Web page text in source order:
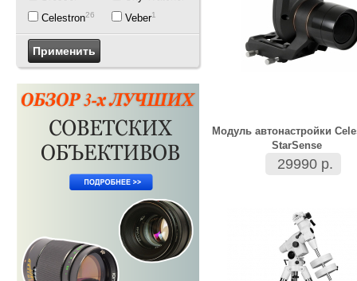
Celestron26 Veber1
Модуль автонастройки
StarSense
29990 р.